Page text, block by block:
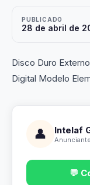
PUBLICADO
28 de abril de
Disco Duro
Digital Modelo
👤 Intelaf
💬